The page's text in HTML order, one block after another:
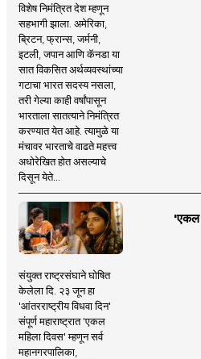
विशेष निमंत्रित देश म्हणून
सहभागी झाला. अमेरिका,
ब्रिटन, फ्रान्स, जर्मनी,
इटली, जपान आणि कॅनडा या
सात विकसित अर्थव्यवस्थांच्या
गटाचा भारत सदस्य नसला,
तरी गेल्या काही वर्षांपासून
भारताला सातत्याने निमंत्रित
करण्यात येत आहे. त्यामुळे या
मंचावर भारताचे वाढते महत्त्व
अधोरेखित होत असल्याचे
दिसून येते...
'एकल
संयुक्त राष्ट्रसंघाने घोषित
केलेला दि. २३ जून हा
'आंतरराष्ट्रीय विधवा दिन'
संपूर्ण महाराष्ट्रात 'एकल
महिला दिवस' म्हणून सर्व
महानगरपालिका,